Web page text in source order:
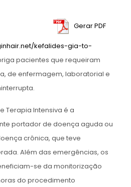
Gerar PDF
kefalides-gia-to-
pacientes que requeiram
de enfermagem, laboratorial e
Terapia Intensiva é a
portador de doença aguda ou
crônica, que teve
Além das emergências, os
se da monitorização
do procedimento